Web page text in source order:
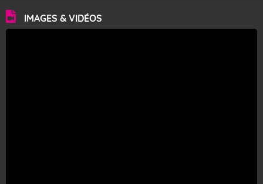
IMAGES & VIDÉOS